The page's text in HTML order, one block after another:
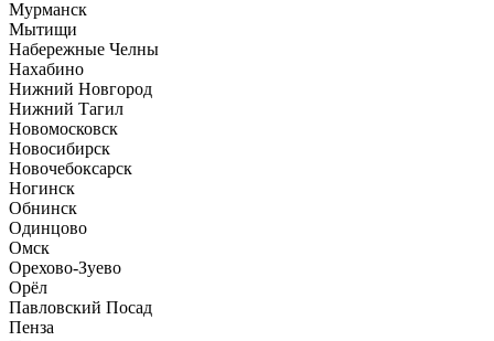
Мурманск
Мытищи
Набережные Челны
Нахабино
Нижний Новгород
Нижний Тагил
Новомосковск
Новосибирск
Новочебоксарск
Ногинск
Обнинск
Одинцово
Омск
Орехово-Зуево
Орёл
Павловский Посад
Пенза